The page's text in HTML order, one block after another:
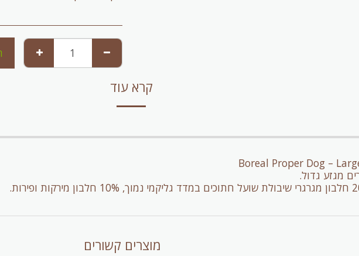
קרא עוד
Boreal Proper Dog –
מגזע גדול.
מוצרים קשורים